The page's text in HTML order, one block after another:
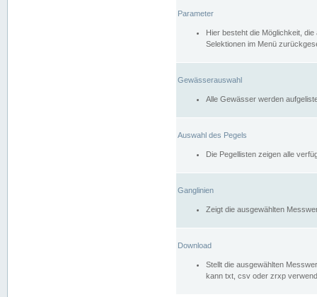
Parameter
Hier besteht die Möglichkeit,
Selektionen im Menü
Gewässerauswahl
Alle Gewässer werden
Auswahl des Pegels
Die Pegellisten zeigen alle
Ganglinien
Zeigt die ausgewählten
Download
Stellt die ausgewählten
kann txt, csv oder zrxp